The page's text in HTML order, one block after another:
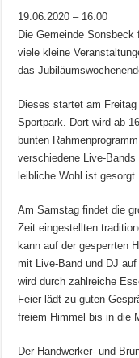
19.06.2020 – 16:00
Die Gemeinde
viele kleine
das
Dieses startet am
Sportpark. Dort wird ab
bunten
verschiedene Live-
leibliche Wohl ist
Am Samstag findet die
Zeit eingestellten
kann auf der gesperrten
mit Live-Band und DJ
wird durch zahlreiche
Feier lädt zu guten
freiem Himmel bis in die
Der Handwerker- und